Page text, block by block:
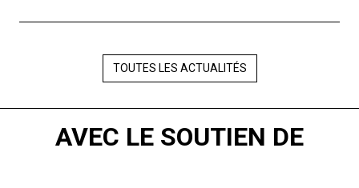
TOUTES LES ACTUALITÉS
AVEC LE SOUTIEN DE